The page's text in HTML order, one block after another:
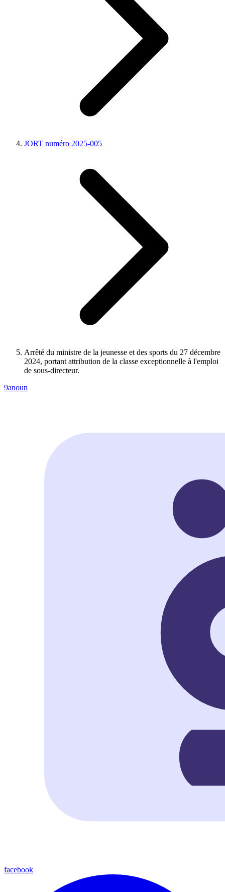
JORT numéro 2025-005
Arrêté du ministre de la jeunesse et des sports du 27 décembre
2024, portant attribution de la classe exceptionnelle à l'emploi
de sous-directeur.
9anoun
facebook